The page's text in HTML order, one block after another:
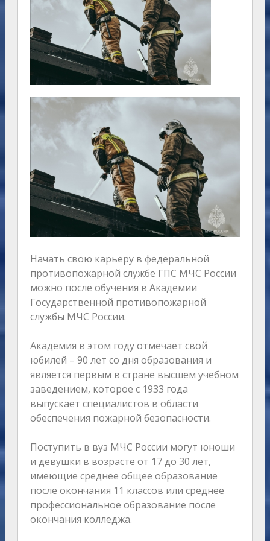
Начать свою карьеру в федеральной
противопожарной службе ГПС МЧС России
можно после обучения в Академии
Государственной противопожарной
службы МЧС России.
Академия в этом году отмечает свой
юбилей – 90 лет со дня образования и
является первым в стране высшем учебном
заведением, которое с 1933 года
выпускает специалистов в области
обеспечения пожарной безопасности.
Поступить в вуз МЧС России могут юноши
и девушки в возрасте от 17 до 30 лет,
имеющие среднее общее образование
после окончания 11 классов или среднее
профессиональное образование после
окончания колледжа.